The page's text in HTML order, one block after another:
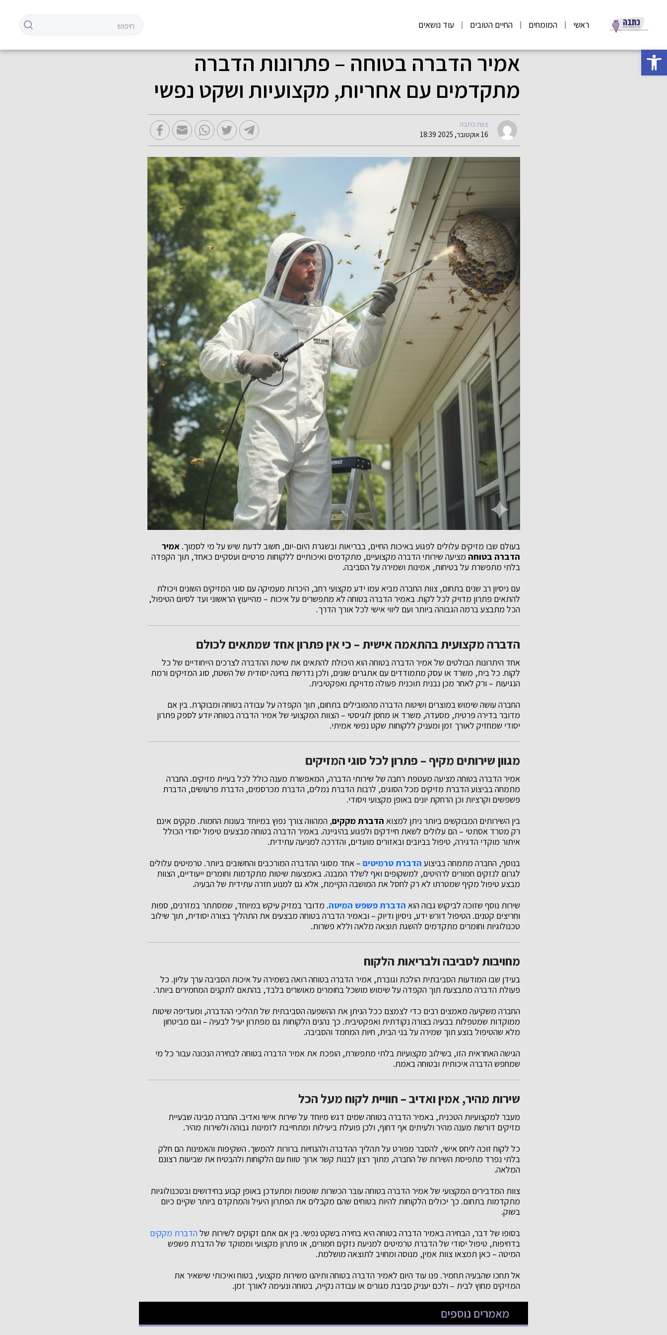
פתח סרגל נגישות
ראשי המומחים החיים הטובים עוד נושאים
אמיר הדברה בטוחה – פתרונות הדברה
מתקדמים עם אחריות, מקצועיות ושקט נפשי
צוות כתבה
16 אוקטובר, 2025 18:39
בעולם שבו מזיקים עלולים לפגוע באיכות החיים, בבריאות ובשגרת היום-יום, חשוב לדעת שיש על מי לסמוך.אמיר
הדברה בטוחה מציעה שירותי הדברה מקצועיים, מתקדמים ואיכותיים ללקוחות פרטיים ועסקיים כאחד, תוך הקפדה
בלתי מתפשרת על בטיחות, אמינות ושמירה על הסביבה.
עם ניסיון רב שנים בתחום, צוות החברה מביא עמו ידע מקצועי רחב, היכרות מעמיקה עם סוגי המזיקים השונים ויכולת
להתאים פתרון מדויק לכל לקוח. באמיר הדברה בטוחה לא מתפשרים על איכות – מהייעוץ הראשוני ועד לסיום הטיפול,
הכל מתבצע ברמה הגבוהה ביותר ועם ליווי אישי לכל אורך הדרך.
הדברה מקצועית בהתאמה אישית – כי אין פתרון אחד שמתאים לכולם
אחד היתרונות הבולטים של אמיר הדברה בטוחה הוא היכולת להתאים את שיטת ההדברה לצרכים הייחודיים של כל
לקוח. כל בית, משרד או עסק מתמודדים עם אתגרים שונים, ולכן נדרשת בחינה יסודית של השטח, סוג המזיקים ורמת
הנגיעות – ורק לאחר מכן נבנית תוכנית פעולה מדויקת ואפקטיבית.
החברה עושה שימוש במוצרים ושיטות הדברה מהמובילים בתחום, תוך הקפדה על עבודה בטוחה ומבוקרת. בין אם
מדובר בדירה פרטית, מסעדה, משרד או מחסן לוגיסטי – הצוות המקצועי של אמיר הדברה בטוחה יודע לספק פתרון
יסודי שמחזיק לאורך זמן ומעניק ללקוחות שקט נפשי אמיתי.
מגוון שירותים מקיף – פתרון לכל סוגי המזיקים
אמיר הדברה בטוחה מציעה מעטפת רחבה של שירותי הדברה, המאפשרת מענה כולל לכל בעיית מזיקים. החברה
מתמחה בביצוע הדברת מזיקים מכל הסוגים, לרבות הדברת נמלים, הדברת מכרסמים, הדברת פרעושים, הדברת
פשפשים וקרציות וכן הרחקת יונים באופן מקצועי ויסודי.
בין השירותים המבוקשים ביותר ניתן למצוא הדברת מקקים, המהווה צורך נפוץ במיוחד בעונות החמות. מקקים אינם
רק מטרד אסתטי – הם עלולים לשאת חיידקים ולפגוע בהיגיינה. באמיר הדברה בטוחה מבצעים טיפול יסודי הכולל
איתור מוקדי הדגירה, טיפול בביובים ובאזורים מועדים, והדרכה למניעה עתידית.
בנוסף, החברה מתמחה בביצוע הדברת טרמיטים – אחד מסוגי ההדברה המורכבים והחשובים ביותר. טרמיטים עלולים
לגרום לנזקים חמורים לרהיטים, למשקופים ואף לשלד המבנה. באמצעות שיטות מתקדמות וחומרים ייעודיים, הצוות
מבצע טיפול מקיף שמטרתו לא רק לחסל את המושבה הקיימת, אלא גם למנוע חזרה עתידית של הבעיה.
שירות נוסף שזוכה לביקוש גבוה הוא הדברת פשפש המיטה. מדובר במזיק עיקש במיוחד, שמסתתר במזרנים, ספות
וחריצים קטנים. הטיפול דורש ידע, ניסיון ודיוק – ובאמיר הדברה בטוחה מבצעים את התהליך בצורה יסודית, תוך שילוב
טכנולוגיות וחומרים מתקדמים להשגת תוצאה מלאה וללא פשרות.
מחויבות לסביבה ולבריאות הלקוח
בעידן שבו המודעות הסביבתית הולכת וגוברת, אמיר הדברה בטוחה רואה בשמירה על איכות הסביבה ערך עליון. כל
פעולת הדברה מתבצעת תוך הקפדה על שימוש מושכל בחומרים מאושרים בלבד, בהתאם לתקנים המחמירים ביותר.
החברה משקיעה מאמצים רבים כדי לצמצם ככל הניתן את ההשפעה הסביבתית של תהליכי ההדברה, ומעדיפה שיטות
ממוקדות שמטפלות בבעיה בצורה נקודתית ואפקטיבית. כך נהנים הלקוחות גם מפתרון יעיל לבעיה – וגם מביטחון
מלא שהטיפול בוצע תוך שמירה על בני הבית, חיות המחמד והסביבה.
הגישה האחראית הזו, בשילוב מקצועיות בלתי מתפשרת, הופכת את אמיר הדברה בטוחה לבחירה הנכונה עבור כל מי
שמחפש הדברה איכותית ובטוחה באמת.
שירות מהיר, אמין ואדיב – חוויית לקוח מעל הכל
מעבר למקצועיות הטכנית, באמיר הדברה בטוחה שמים דגש מיוחד על שירות אישי ואדיב. החברה מבינה שבעיית
מזיקים דורשת מענה מהיר ולעיתים אף דחוף, ולכן פועלת ביעילות ומתחייבת לזמינות גבוהה ולשירות מהיר.
כל לקוח זוכה ליחס אישי, להסבר מפורט על תהליך ההדברה ולהנחיות ברורות להמשך. השקיפות והאמינות הם חלק
בלתי נפרד מתפיסת השירות של החברה, מתוך רצון לבנות קשר ארוך טווח עם הלקוחות ולהבטיח את שביעות רצונם
המלאה.
צוות המדבירים המקצועי של אמיר הדברה בטוחה עובר הכשרות שוטפות ומתעדכן באופן קבוע בחידושים ובטכנולוגיות
מתקדמות בתחום. כך יכולים הלקוחות להיות בטוחים שהם מקבלים את הפתרון היעיל והמתקדם ביותר שקיים כיום
בשוק.
בסופו של דבר, הבחירה באמיר הדברה בטוחה היא בחירה בשקט נפשי. בין אם אתם זקוקים לשירות שלהדברת מקקים
בדחיפות, טיפול יסודי של הדברת טרמיטים למניעת נזקים חמורים, או פתרון מקצועי וממוקד של הדברת פשפש
המיטה – כאן תמצאו צוות אמין, מנוסה ומחויב לתוצאה מושלמת.
אל תחכו שהבעיה תחמיר. פנו עוד היום לאמיר הדברה בטוחה ותיהנו משירות מקצועי, בטוח ואיכותי שישאיר את
המזיקים מחוץ לבית – ולכם יעניק סביבת מגורים או עבודה נקייה, בטוחה ונעימה לאורך זמן.
מאמרים נוספים